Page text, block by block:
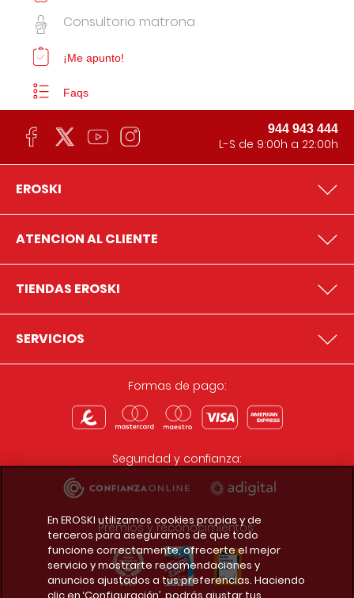
Consultorio matrona
¡Me apunto!
Faqs
944 943 444
L-S de 9:00h a 22:00h
EROSKI
ATENCION AL CLIENTE
TIENDAS EROSKI
SERVICIOS
Formas de pago:
Seguridad y confianza:
Premios y reconocimientos:
En EROSKI utilizamos cookies propias y de
terceros para asegurarnos de que todo
funcione correctamente, ofrecerte el mejor
servicio y mostrarte recomendaciones y
anuncios ajustados a tus preferencias. Haciendo
clic en ‘Configuración’, podrás ajustar tus